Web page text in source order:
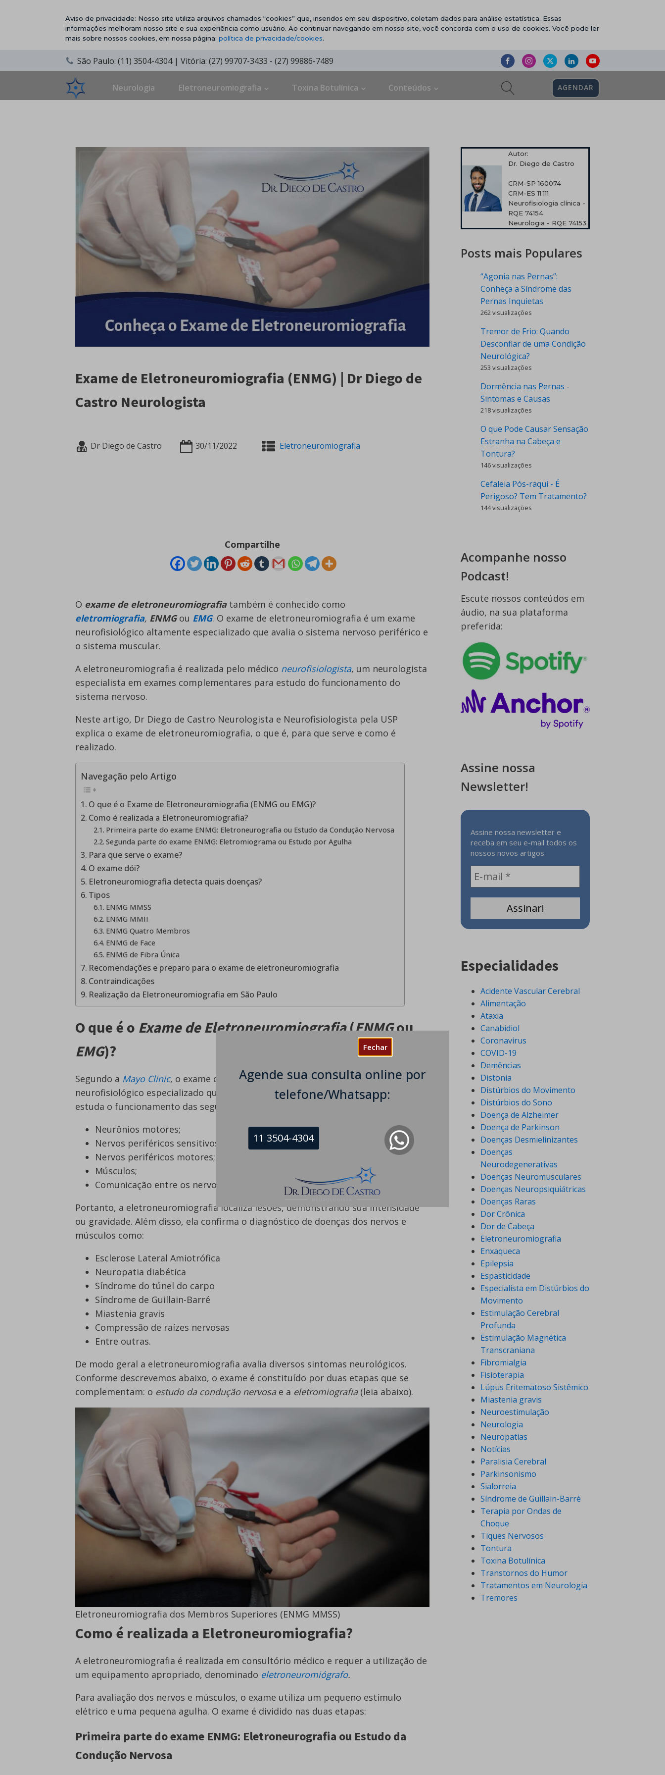
Fechar
Agende sua consulta online por
telefone/Whatsapp:
11 3504-4304
Aviso de privacidade: Nosso site utiliza arquivos chamados “cookies” que, inseridos em seu dispositivo, coletam dados para análise estatística. Essas
informações melhoram nosso site e sua experiência como usuário. Ao continuar navegando em nosso site, você concorda com o uso de cookies. Você pode ler
mais sobre nossos cookies, em nossa página: política de privacidade/cookies.
São Paulo: (11) 3504-4304 | Vitória: (27) 99707-3433 - (27) 99886-7489
Neurologia Eletroneuromiografia Toxina Botulínica Conteúdos AGENDAR
Exame de Eletroneuromiografia (ENMG) | Dr Diego de
Castro Neurologista
Dr Diego de Castro 30/11/2022 Eletroneuromiografia
Compartilhe
O exame de eletroneuromiografiatambém é conhecido como
eletromiografia, ENMGou EMG. O exame de eletroneuromiografia é um exame
neurofisiológico altamente especializado que avalia o sistema nervoso periférico e
o sistema muscular.
A eletroneuromiografia é realizada pelo médico neurofisiologista, um neurologista
especialista em exames complementares para estudo do funcionamento do
sistema nervoso.
Neste artigo, Dr Diego de Castro Neurologista e Neurofisiologista pela USP
explica o exame de eletroneuromiografia, o que é, para que serve e como é
realizado.
Navegação pelo Artigo
O que é o Exame de Eletroneuromiografia (ENMG ou EMG)?
Como é realizada a Eletroneuromiografia?
Primeira parte do exame ENMG: Eletroneurografia ou Estudo da Condução Nervosa
Segunda parte do exame ENMG: Eletromiograma ou Estudo por Agulha
Para que serve o exame?
O exame dói?
Eletroneuromiografia detecta quais doenças?
Tipos
ENMG MMSS
ENMG MMII
ENMG Quatro Membros
ENMG de Face
ENMG de Fibra Única
Recomendações e preparo para o exame de eletroneuromiografia
Contraindicações
Realização da Eletroneuromiografia em São Paulo
O que é o Exame de Eletroneuromiografia(ENMGou
EMG)?
Segundo a Mayo Clinic, o exame de eletroneuromiografia é um exame
neurofisiológico especializado que avalia nervos e músculos. Assim sendo, o exame
estuda o funcionamento das seguintes estruturas:
Neurônios motores;
Nervos periféricos sensitivos;
Nervos periféricos motores;
Músculos;
Comunicação entre os nervos e músculos (
junção neuromuscular
Portanto, a eletroneuromiografia localiza lesões, demonstrando sua intensidade
ou gravidade. Além disso, ela confirma o diagnóstico de doenças dos nervos e
músculos como:
Esclerose Lateral Amiotrófica
Neuropatia diabética
Síndrome do túnel do carpo
Síndrome de Guillain-Barré
Miastenia gravis
Compressão de raízes nervosas
Entre outras.
De modo geral a eletroneuromiografia avalia diversos sintomas neurológicos.
Conforme descrevemos abaixo, o exame é constituído por duas etapas que se
complementam: o estudo da condução nervosae a eletromiografia(leia abaixo).
Eletroneuromiografia dos Membros Superiores (ENMG MMSS)
Como é realizada a Eletroneuromiografia?
A eletroneuromiografia é realizada em consultório médico e requer a utilização de
um equipamento apropriado, denominado eletroneuromiógrafo.
Para avaliação dos nervos e músculos, o exame utiliza um pequeno estímulo
elétrico e uma pequena agulha. O exame é dividido nas duas etapas:
Primeira parte do exame ENMG: Eletroneurografia ou Estudo da
Condução Nervosa
Autor:
Dr. Diego de Castro
CRM-SP 160074
CRM-ES 11.111
Neurofisiologia clínica -
RQE 74154
Neurologia - RQE 74153.
Posts mais Populares
“Agonia nas Pernas”:
Conheça a Síndrome das
Pernas Inquietas
262 visualizações
Tremor de Frio: Quando
Desconfiar de uma Condição
Neurológica?
253 visualizações
Dormência nas Pernas -
Sintomas e Causas
218 visualizações
O que Pode Causar Sensação
Estranha na Cabeça e
Tontura?
146 visualizações
Cefaleia Pós-raqui - É
Perigoso? Tem Tratamento?
144 visualizações
Acompanhe nosso
Podcast!
Escute nossos conteúdos em
áudio, na sua plataforma
preferida:
Assine nossa
Newsletter!
Assine nossa newsletter e
receba em seu e-mail todos os
nossos novos artigos.
Especialidades
Acidente Vascular Cerebral
Alimentação
Ataxia
Canabidiol
Coronavirus
COVID-19
Demências
Distonia
Distúrbios do Movimento
Distúrbios do Sono
Doença de Alzheimer
Doença de Parkinson
Doenças Desmielinizantes
Doenças
Neurodegenerativas
Doenças Neuromusculares
Doenças Neuropsiquiátricas
Doenças Raras
Dor Crônica
Dor de Cabeça
Eletroneuromiografia
Enxaqueca
Epilepsia
Espasticidade
Especialista em Distúrbios do
Movimento
Estimulação Cerebral
Profunda
Estimulação Magnética
Transcraniana
Fibromialgia
Fisioterapia
Lúpus Eritematoso Sistêmico
Miastenia gravis
Neuroestimulação
Neurologia
Neuropatias
Notícias
Paralisia Cerebral
Parkinsonismo
Sialorreia
Síndrome de Guillain-Barré
Terapia por Ondas de
Choque
Tiques Nervosos
Tontura
Toxina Botulínica
Transtornos do Humor
Tratamentos em Neurologia
Tremores